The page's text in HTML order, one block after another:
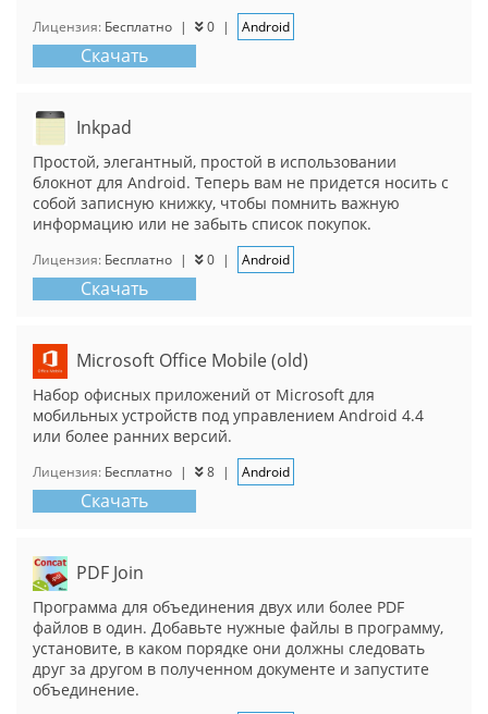
Лицензия: Бесплатно | 0 | Android
Скачать
Inkpad
Простой, элегантный, простой в использовании
блокнот для Android. Теперь вам не придется носить с
собой записную книжку, чтобы помнить важную
информацию или не забыть список покупок.
Лицензия: Бесплатно | 0 | Android
Скачать
Microsoft Office Mobile (old)
Набор офисных приложений от Microsoft для
мобильных устройств под управлением Android 4.4
или более ранних версий.
Лицензия: Бесплатно | 8 | Android
Скачать
PDF Join
Программа для объединения двух или более PDF
файлов в один. Добавьте нужные файлы в программу,
установите, в каком порядке они должны следовать
друг за другом в полученном документе и запустите
объединение.